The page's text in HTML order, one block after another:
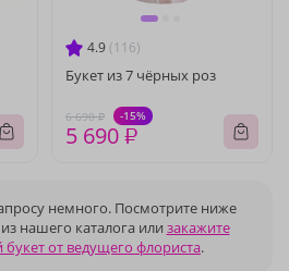
4.9 (116)
Букет из 7 чёрных роз
6 690 ₽ -15%
5 690 ₽
немного. Посмотрите ниже
нашего каталога или закажите
от ведущего флориста.